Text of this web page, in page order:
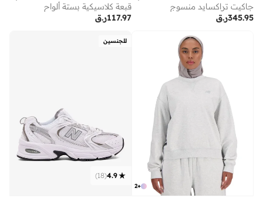
جاكيت تراكسايد منسوج
ر.ق345.95
قبعة كلاسيكية بستة ألواح
ر.ق117.97
+
2
للجنسين
4.9
(
18
)